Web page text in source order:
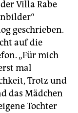
Villa Rabe
geschrieben.
auf die
„Für mich
mal
Trotz und
das Mädchen
Tochter